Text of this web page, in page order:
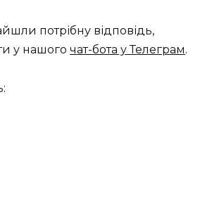
потрібну відповідь,
у нашого чат-бота у Телеграм.